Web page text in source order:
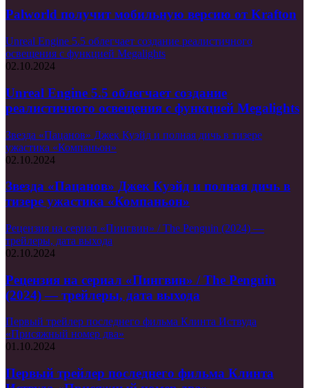
Palworld получит мобильную версию от Krafton
Unreal Engine 5.5 облегчает создание реалистичного
освещения с функцией Megalights
02.10.2024
Unreal Engine 5.5 облегчает создание
реалистичного освещения с функцией Megalights
Звезда «Пацанов» Джек Куэйд и полная дичь в тизере
ужастика «Компаньон»
02.10.2024
Звезда «Пацанов» Джек Куэйд и полная дичь в
тизере ужастика «Компаньон»
Рецензия на сериал «Пингвин» / The Penguin (2024) —
трейлеры, дата выхода
02.10.2024
Рецензия на сериал «Пингвин» / The Penguin
(2024) — трейлеры, дата выхода
Первый трейлер последнего фильма Клинта Иствуда
«Присяжный номер два»
01.10.2024
Первый трейлер последнего фильма Клинта